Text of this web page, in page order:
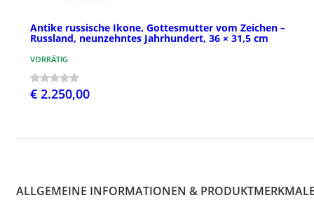
Antike russische Ikone, Gottesmutter vom Zeichen –
Russland, neunzehntes Jahrhundert, 36 × 31,5 cm
VORRÄTIG
€ 2.250,00
ALLGEMEINE INFORMATIONEN &